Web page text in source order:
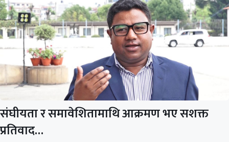
संघीयता र समावेशितामाथि आक्रमण भए सशक्त
प्रतिवाद…